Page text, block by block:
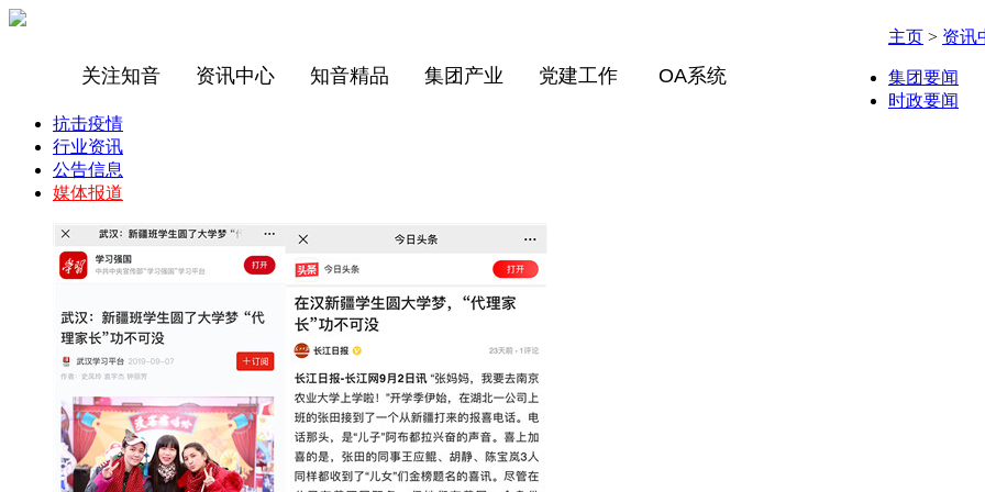
关注知音 资讯中心 知音精品 集团产业 党建工作 OA系统
主页 > 资讯
集团要闻
时政要闻
抗击疫情
行业资讯
公告信息
媒体报道